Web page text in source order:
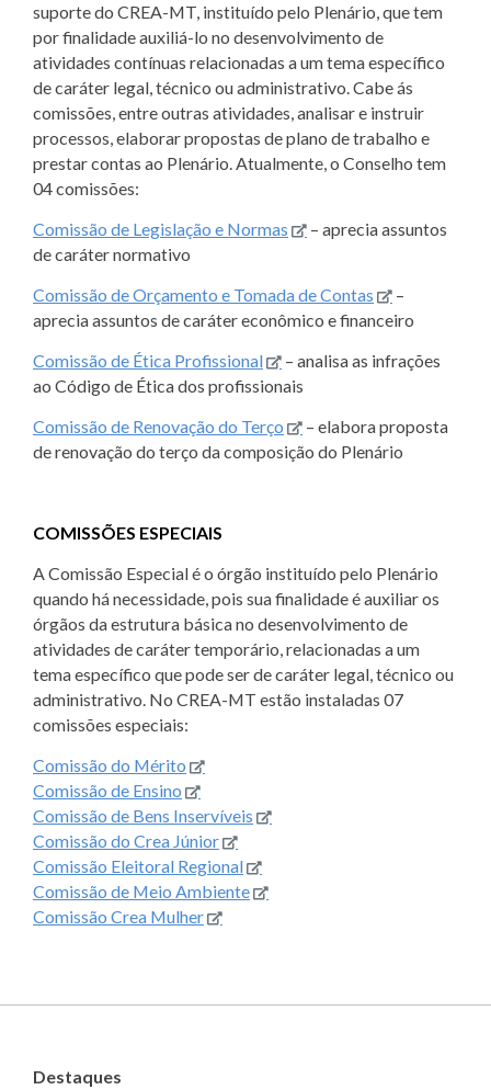
suporte do CREA-MT, instituído pelo Plenário, que tem
por finalidade auxiliá-lo no desenvolvimento de
atividades contínuas relacionadas a um tema específico
de caráter legal, técnico ou administrativo. Cabe ás
comissões, entre outras atividades, analisar e instruir
processos, elaborar propostas de plano de trabalho e
prestar contas ao Plenário. Atualmente, o Conselho tem
04 comissões:
Comissão de Legislação e Normas
– aprecia assuntos
de caráter normativo
Comissão de Orçamento e Tomada de Contas
–
aprecia assuntos de caráter econômico e financeiro
Comissão de Ética Profissional
– analisa as infrações
ao Código de Ética dos profissionais
Comissão de Renovação do Terço
– elabora proposta
de renovação do terço da composição do Plenário
COMISSÕES ESPECIAIS
A Comissão Especial é o órgão instituído pelo Plenário
quando há necessidade, pois sua finalidade é auxiliar os
órgãos da estrutura básica no desenvolvimento de
atividades de caráter temporário, relacionadas a um
tema específico que pode ser de caráter legal, técnico ou
administrativo. No CREA-MT estão instaladas 07
comissões especiais:
Comissão do Mérito
Comissão de Ensino
Comissão de Bens Inservíveis
Comissão do Crea Júnior
Comissão Eleitoral Regional
Comissão de Meio Ambiente
Comissão Crea Mulher
Destaques